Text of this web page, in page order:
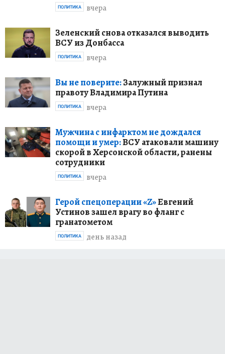
вчера
ПОЛИТИКА
Зеленский снова отказался выводить
ВСУ из Донбасса
вчера
ПОЛИТИКА
Вы не поверите:Залужный признал
правоту Владимира Путина
вчера
ПОЛИТИКА
Мужчина с инфарктом не дождался
помощи и умер:ВСУ атаковали машину
скорой в Херсонской области, ранены
сотрудники
вчера
ПОЛИТИКА
Герой спецоперации «Z»Евгений
Устинов зашел врагу во фланг с
гранатометом
день назад
ПОЛИТИКА